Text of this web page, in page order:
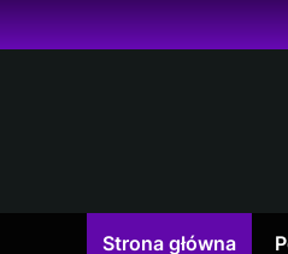
Skip
to
Strona główna